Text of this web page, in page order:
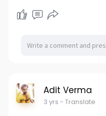
Adit Verma
3 yrs - Translate